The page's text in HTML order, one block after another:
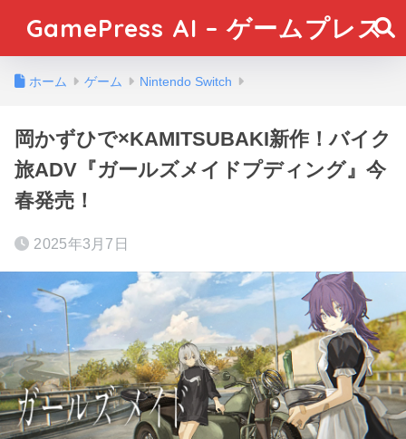
GamePress AI – ゲームプレス
ホーム ゲーム Nintendo Switch
岡かずひで×KAMITSUBAKI新作！バイク
旅ADV『ガールズメイドプディング』今
春発売！
2025年3月7日